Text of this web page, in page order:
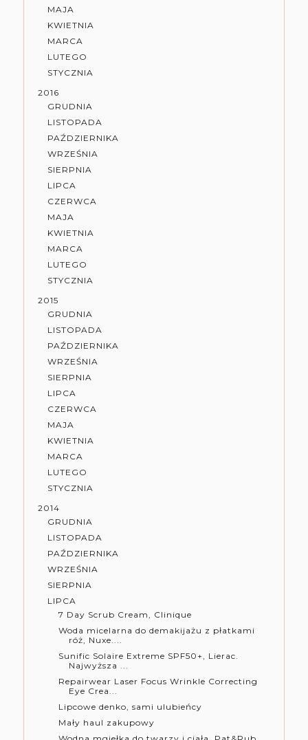
MAJA
KWIETNIA
MARCA
LUTEGO
STYCZNIA
2016
GRUDNIA
LISTOPADA
PAŹDZIERNIKA
WRZEŚNIA
SIERPNIA
LIPCA
CZERWCA
MAJA
KWIETNIA
MARCA
LUTEGO
STYCZNIA
2015
GRUDNIA
LISTOPADA
PAŹDZIERNIKA
WRZEŚNIA
SIERPNIA
LIPCA
CZERWCA
MAJA
KWIETNIA
MARCA
LUTEGO
STYCZNIA
2014
GRUDNIA
LISTOPADA
PAŹDZIERNIKA
WRZEŚNIA
SIERPNIA
LIPCA
7 Day Scrub Cream, Clinique
Woda micelarna do demakijażu z płatkami
róż, Nuxe....
Sunific Solaire Extreme SPF50+, Lierac.
Najwyższa ...
Repairwear Laser Focus Wrinkle Correcting
Eye Crea...
Lipcowe denko, sami ulubieńcy
Mały haul zakupowy